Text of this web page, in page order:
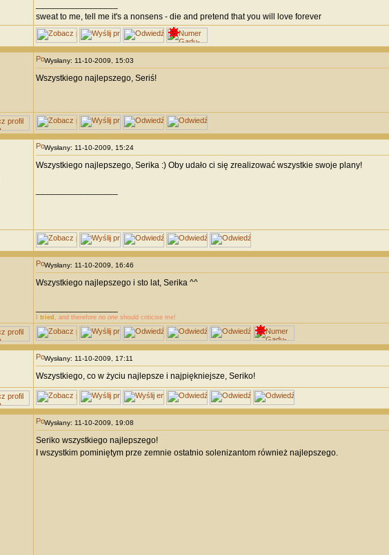
sweat to me, tell me it's a nonsens - die and pretend that you will love forever
Wysłany: 11-10-2009, 15:03
Wszystkiego najlepszego, Seriś!
Wysłany: 11-10-2009, 15:24
Wszystkiego najlepszego, Serika :) Oby udało ci się zrealizować wszystkie swoje plany!
Wysłany: 11-10-2009, 16:46
Wszystkiego najlepszego i sto lat, Serika ^^
tried , and therefore no oneshould criticise me!
Wysłany: 11-10-2009, 17:11
Wszystkiego, co w życiu najlepsze i najpiękniejsze, Seriko!
Wysłany: 11-10-2009, 19:08
Seriko wszystkiego najlepszego!
I wszystkim pominiętym prze zemnie ostatnio solenizantom również najlepszego.